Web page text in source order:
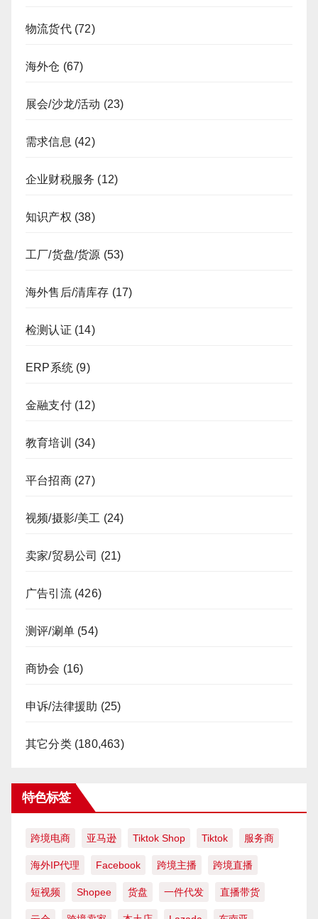
物流货代(72)
海外仓 (67)
展会/沙龙/活动 (23)
需求信息 (42)
企业财税服务 (12)
知识产权 (38)
工厂/货盘/货源 (53)
海外售后/清库存 (17)
检测认证 (14)
ERP系统 (9)
金融支付(12)
教育培训 (34)
平台招商(27)
视频/摄影/美工 (24)
卖家/贸易公司 (21)
广告引流(426)
测评/涮单 (54)
商协会 (16)
申诉/法律援助 (25)
其它分类(180,463)
特色标签
跨境电商 亚马逊 Tiktok Shop Tiktok 服务商
海外IP代理 Facebook 跨境主播 跨境直播
短视频 Shopee 货盘 一件代发 直播带货